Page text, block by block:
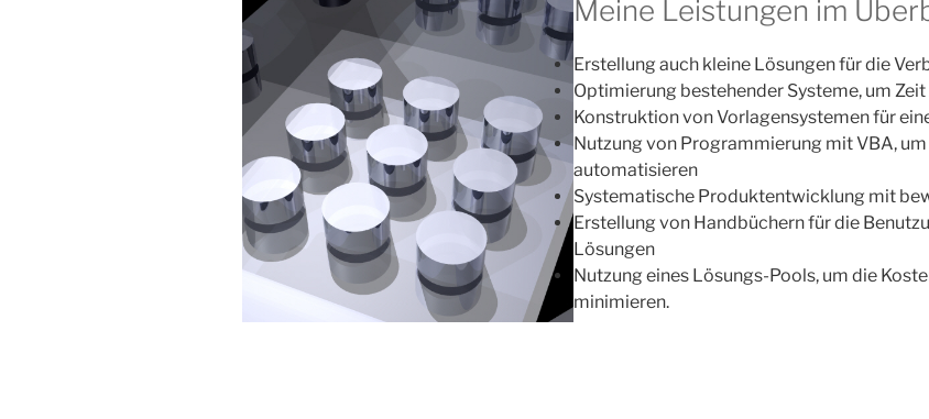
Meine Leistungen im
Erstellung auch kleine Lösungen für die
Optimierung bestehender Systeme, um Zeit
Konstruktion von Vorlagensystemen für
Nutzung von Programmierung mit VBA,
automatisieren
Systematische Produktentwicklung mit
Erstellung von Handbüchern für die
Lösungen
Nutzung eines Lösungs-Pools, um die
minimieren.